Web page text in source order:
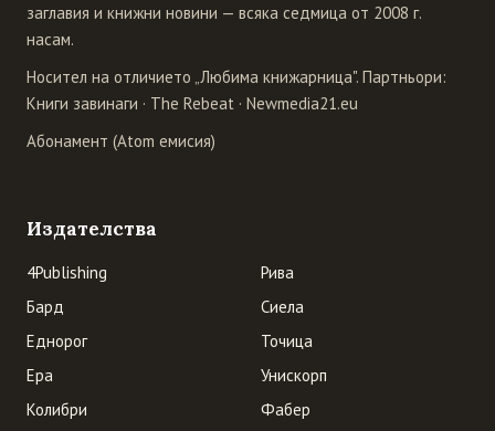
заглавия и книжни новини — всяка седмица от 2008 г.
насам.
Носител на отличието „Любима книжарница". Партньори:
Книги завинаги · The Rebeat · Newmedia21.eu
Абонамент (Atom емисия)
Издателства
4Publishing
Бард
Еднорог
Ера
Колибри
Рива
Сиела
Точица
Унискорп
Фабер